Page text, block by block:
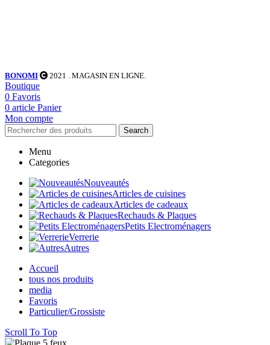
BONOMI 2021 . MAGASIN EN LIGNE.
Boutique
0 Favoris
0 article Panier
Mon compte
Search
Menu
Categories
Nouveautés
Articles de cuisines
Articles de cadeaux
Rechauds & Plaques
Petits Electroménagers
Verrerie
Autres
Accueil
tous nos produits
media
Favoris
Particulier/Grossiste
Scroll To Top